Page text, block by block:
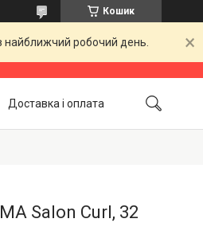
Кошик
найближчий робочий день.
Доставка і оплата
Salon Curl, 32